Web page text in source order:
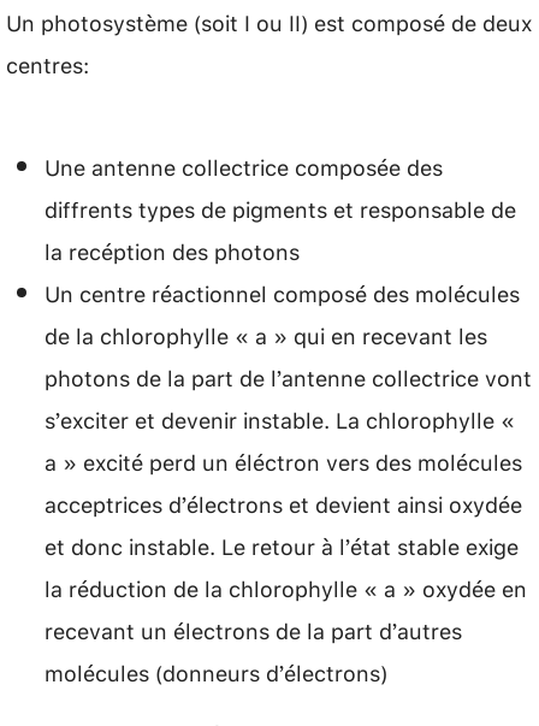
Un photosystème (soit I ou II) est composé de deux
centres:
Une antenne collectrice composée des
diffrents types de pigments et responsable de
la recéption des photons
Un centre réactionnel composé des molécules
de la chlorophylle « a » qui en recevant les
photons de la part de l’antenne collectrice vont
s’exciter et devenir instable. La chlorophylle «
a » excité perd un éléctron vers des molécules
acceptrices d’électrons et devient ainsi oxydée
et donc instable. Le retour à l’état stable exige
la réduction de la chlorophylle « a » oxydée en
recevant un électrons de la part d’autres
molécules (donneurs d’électrons)